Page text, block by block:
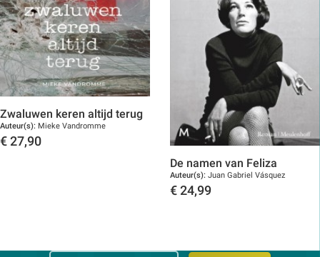
Zwaluwen keren altijd terug
Auteur(s): Mieke Vandromme
€ 27,90
De namen van Feliza
Auteur(s): Juan Gabriel Vásquez
€ 24,99